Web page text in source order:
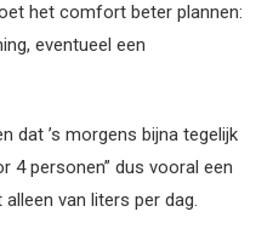
het comfort beter plannen:
eventueel een
dat ’s morgens bijna tegelijk
4 personen” dus vooral een
van liters per dag.